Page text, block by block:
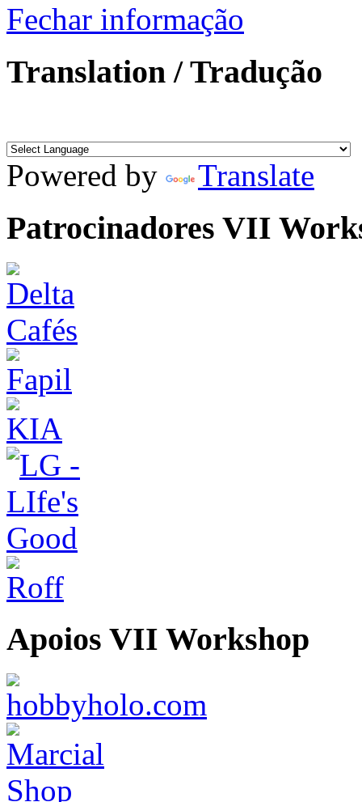
Fechar informação
Translation / Tradução
Powered by Translate
Patrocinadores VII
Apoios VII Workshop